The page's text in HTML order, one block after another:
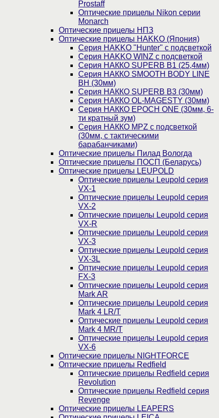
Prostaff
Оптические прицелы Nikon серии
Monarch
Оптические прицелы НПЗ
Оптические прицелы HAKKO (Япония)
Cерия HAKKO "Hunter" с подсветкой
Серия НAKKO WINZ с подсветкой
Серия НАККО SUPERB B1 (25,4мм)
Серия НАККО SMOOTH BODY LINE
BH (30мм)
Серия НАККО SUPERB B3 (30мм)
Серия НАККО OL-MAGESTY (30мм)
Серия НАККО EPOCH ONE (30мм, 6-
ти кратный зум)
Серия НАККО MPZ с подсветкой
(30мм, c тактическими
барабанчиками)
Оптические прицелы Пилад Вологда
Оптические прицелы ПОСП (Беларусь)
Оптические прицелы LEUPOLD
Оптические прицелы Leupold серия
VX-1
Оптические прицелы Leupold серия
VX-2
Оптические прицелы Leupold серия
VX-R
Оптические прицелы Leupold серия
VX-3
Оптические прицелы Leupold серия
VX-3L
Оптические прицелы Leupold серия
FX-3
Оптические прицелы Leupold серия
Mark AR
Оптические прицелы Leupold серия
Mark 4 LR/T
Оптические прицелы Leupold серия
Mark 4 MR/T
Оптические прицелы Leupold серия
VX-6
Оптические прицелы NIGHTFORCE
Оптические прицелы Redfield
Оптические прицелы Redfield серия
Revolution
Оптические прицелы Redfield серия
Revenge
Оптические прицелы LEAPERS